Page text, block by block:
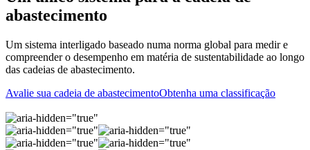
abastecimento
Um sistema interligado baseado numa norma global para medir e
compreender o desempenho em matéria de sustentabilidade ao longo
das cadeias de abastecimento.
Avalie sua cadeia de abastecimentoObtenha uma classificação